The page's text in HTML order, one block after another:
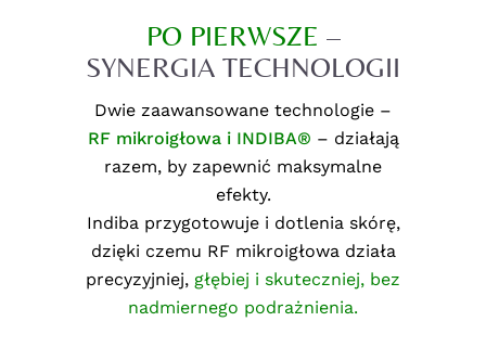
PO PIERWSZE –
SYNERGIA TECHNOLOGII
Dwie zaawansowane technologie –
RF mikroigłowa i INDIBA® – działają
razem, by zapewnić maksymalne
efekty.
Indiba przygotowuje i dotlenia skórę,
dzięki czemu RF mikroigłowa działa
precyzyjniej, głębiej i skuteczniej, bez
nadmiernego podrażnienia.